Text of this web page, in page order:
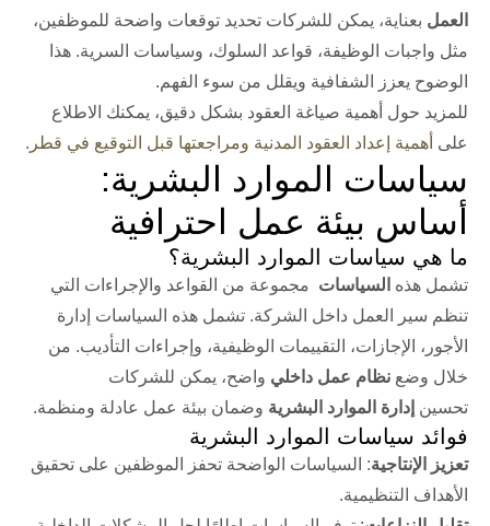
العمل بعناية، يمكن للشركات تحديد توقعات واضحة للموظفين،
مثل واجبات الوظيفة، قواعد السلوك، وسياسات السرية. هذا
الوضوح يعزز الشفافية ويقلل من سوء الفهم.
للمزيد حول أهمية صياغة العقود بشكل دقيق، يمكنك الاطلاع
على أهمية إعداد العقود المدنية ومراجعتها قبل التوقيع في قطر .
سياسات الموارد البشرية:
أساس بيئة عمل احترافية
ما هي سياسات الموارد البشرية؟
تشمل هذه السياسات مجموعة من القواعد والإجراءات التي
تنظم سير العمل داخل الشركة. تشمل هذه السياسات إدارة
الأجور، الإجازات، التقييمات الوظيفية، وإجراءات التأديب. من
خلال وضع نظام عمل داخلي واضح، يمكن للشركات
تحسين إدارة الموارد البشرية وضمان بيئة عمل عادلة ومنظمة.
فوائد سياسات الموارد البشرية
تعزيز الإنتاجية: السياسات الواضحة تحفز الموظفين على تحقيق
الأهداف التنظيمية.